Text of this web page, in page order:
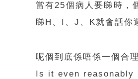
當有25個病人要睇時，
睇H、I、J、K就會話你
呢個到底係唔係一個合
Is it even reasonably